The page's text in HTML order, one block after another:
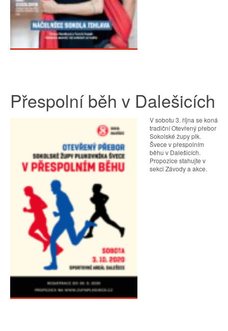
Přespolní běh v Dalešicích
V sobotu 3. října se koná
tradiční Otevřený přebor
Sokolské župy plk.
Švece v přespolním
běhu v Dalešicích.
Propozice stahujte v
sekci Závody a akce.